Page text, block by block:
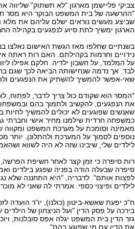
צביקי פליישמן מארגון "לא תשתוק"
"ההרשעה של בית המשפט הבוקר היא מסר
שביצע מעשים נוראים ישלם עליהם את מלא
הארגון ימשיך לתת סיוע לנפגעים בקהילה
בשנתיים שחלפו מאז הגשת האישום נאלצו
נידויים וחרמות בקהילתם. האם רות ראתה
על המלמד, על חשבון ילדיה. חלקם אפילו
לבד. אך נדמה שנחישותה הביאה לכך שגם
שאי-אפשר להמשיך להשתיק את הנפגעים
"המסר הוא שקודם כול צריך לדבר, לפתוח,
את הנפגעים, להקשיב ולתמוך בהם
שאנשים שפוגעים לא יכולים להמשיך לחיות
כמשפחה חרדית שילמנו מחיר אישי וחברתי
מאמינה וסומכת על מערכת המשפט ומקווה
נוספים לסמוך על המערכת ולהתלונן. יותר
לילדים שלי, שיבינו שזה לא היה לשווא
רות סיפרה כי זמן קצר לאחר חשיפת הפרשה,
סיפרה שבעלה הודה בפניה שפגע בילדים
לפצות אותם". לדבריה, "היא התחננה שלא
לילדים ופיצוי כספי. אמרתי לה שאני לא
ח"כ יפעת שאשא-ביטון (כולנו), יו"ר הועדה
בירכה על פסק הדין "ועל הניצחון של
גזר הדין בית המשפט יגלה אפס סובלנות,
את הדין עם מי שפוגע בהם".